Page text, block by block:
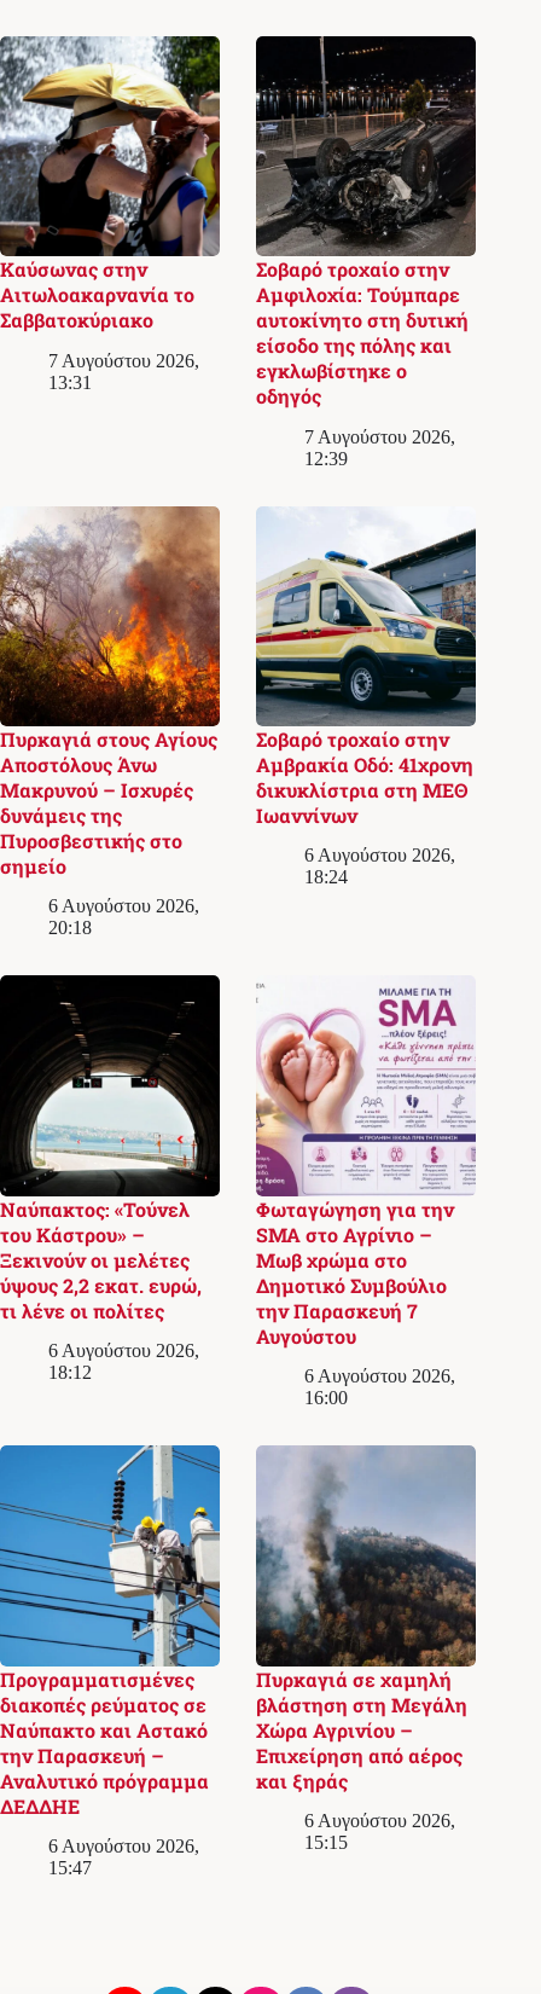
Καύσωνας στην
Αιτωλοακαρνανία το
Σαββατοκύριακο
7 Αυγούστου 2026,
13:31
Σοβαρό τροχαίο στην
Αμφιλοχία: Τούμπαρε
αυτοκίνητο στη δυτική
είσοδο της πόλης και
εγκλωβίστηκε ο
οδηγός
7 Αυγούστου 2026,
12:39
Πυρκαγιά στους Αγίους
Αποστόλους Άνω
Μακρυνού – Ισχυρές
δυνάμεις της
Πυροσβεστικής στο
σημείο
6 Αυγούστου 2026,
20:18
Σοβαρό τροχαίο στην
Αμβρακία Οδό: 41χρονη
δικυκλίστρια στη ΜΕΘ
Ιωαννίνων
6 Αυγούστου 2026,
18:24
Ναύπακτος: «Τούνελ
του Κάστρου» –
Ξεκινούν οι μελέτες
ύψους 2,2 εκατ. ευρώ,
τι λένε οι πολίτες
6 Αυγούστου 2026,
18:12
Φωταγώγηση για την
SMA στο Αγρίνιο –
Μωβ χρώμα στο
Δημοτικό Συμβούλιο
την Παρασκευή 7
Αυγούστου
6 Αυγούστου 2026,
16:00
Προγραμματισμένες
διακοπές ρεύματος σε
Ναύπακτο και Αστακό
την Παρασκευή –
Αναλυτικό πρόγραμμα
ΔΕΔΔΗΕ
6 Αυγούστου 2026,
15:47
Πυρκαγιά σε χαμηλή
βλάστηση στη Μεγάλη
Χώρα Αγρινίου –
Επιχείρηση από αέρος
και ξηράς
6 Αυγούστου 2026,
15:15